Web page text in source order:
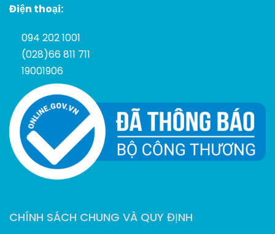
Điện thoại:
094 202 1001
(028)66 811 711
19001906
CHÍNH SÁCH CHUNG VÀ QUY ĐỊNH